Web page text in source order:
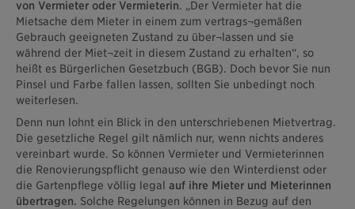
von Vermieter oder Vermieterin. „Der Vermieter hat die
Mietsache dem Mieter in einem zum vertrags¬gemäßen
Gebrauch geeigneten Zustand zu über¬lassen und sie
während der Miet¬zeit in diesem Zustand zu erhalten“, so
heißt es Bürgerlichen Gesetzbuch (BGB). Doch bevor Sie nun
Pinsel und Farbe fallen lassen, sollten Sie unbedingt noch
weiterlesen.
Denn nun lohnt ein Blick in den unterschriebenen Mietvertrag.
Die gesetzliche Regel gilt nämlich nur, wenn nichts anderes
vereinbart wurde. So können Vermieter und Vermieterinnen
die Renovierungspflicht genauso wie den Winterdienst oder
die Gartenpflege völlig legal auf ihre Mieter und Mieterinnen
übertragen. Solche Regelungen können in Bezug auf den